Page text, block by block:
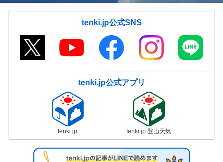
tenki.jp公式SNS
tenki.jp公式アプリ
tenki.jp tenki.jp 登山天気